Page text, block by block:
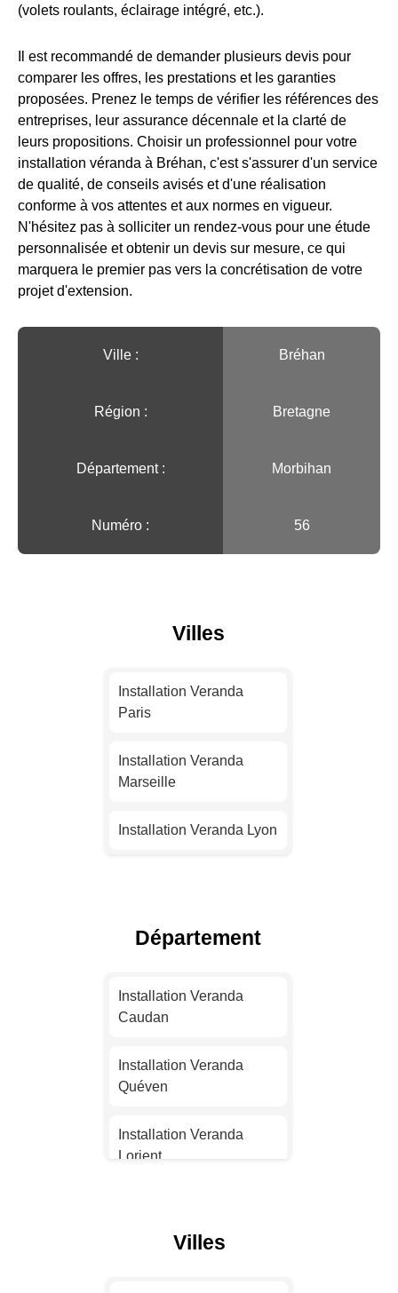
(volets roulants, éclairage intégré, etc.).
Il est recommandé de demander plusieurs devis pour
comparer les offres, les prestations et les garanties
proposées. Prenez le temps de vérifier les références des
entreprises, leur assurance décennale et la clarté de
leurs propositions. Choisir un professionnel pour votre
installation véranda à Bréhan, c'est s'assurer d'un service
de qualité, de conseils avisés et d'une réalisation
conforme à vos attentes et aux normes en vigueur.
N'hésitez pas à solliciter un rendez-vous pour une étude
personnalisée et obtenir un devis sur mesure, ce qui
marquera le premier pas vers la concrétisation de votre
projet d'extension.
Ville :️ Bréhan
Région :️ Bretagne
Département : Morbihan
Numéro : 56
Villes
Installation Veranda
Paris
Installation Veranda
Marseille
Installation Veranda Lyon
Installation Veranda Nice
Installation Veranda
Nantes
Installation Veranda
Strasbourg
Installation Veranda
Montpellier
Département
Installation Veranda
Caudan
Installation Veranda
Quéven
Installation Veranda
Lorient
Villes